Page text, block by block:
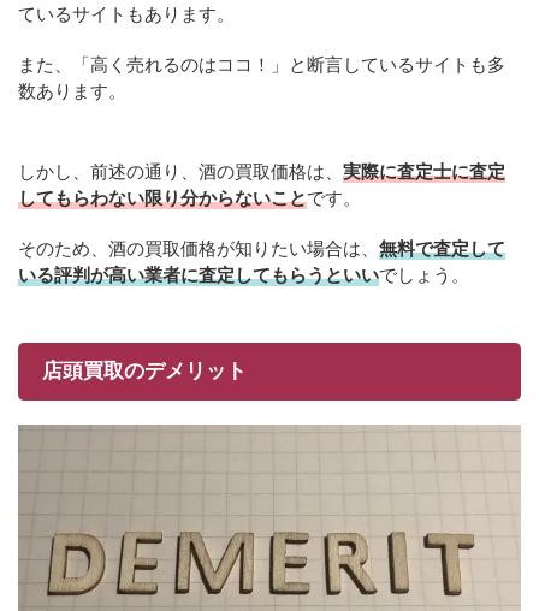
ているサイトもあります。
また、「高く売れるのはココ！」と断言しているサイトも多
数あります。
しかし、前述の通り、酒の買取価格は、 実際に査定士に査定
してもらわない限り分からないことです。
そのため、酒の買取価格が知りたい場合は、 無料で査定して
いる評判が高い業者に査定してもらうといいでしょう。
店頭買取のデメリット